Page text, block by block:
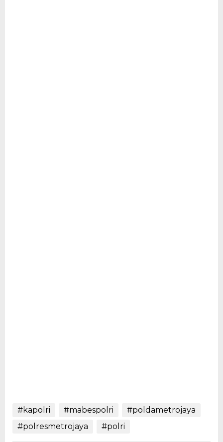
#kapolri #mabespolri
#poldametrojaya
#polresmetrojaya
#polri